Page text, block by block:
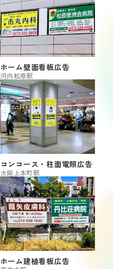
ホーム壁面看板広告
河内松原駅
コンコース・柱面電照広告
大阪上本町駅
ホーム建植看板広告